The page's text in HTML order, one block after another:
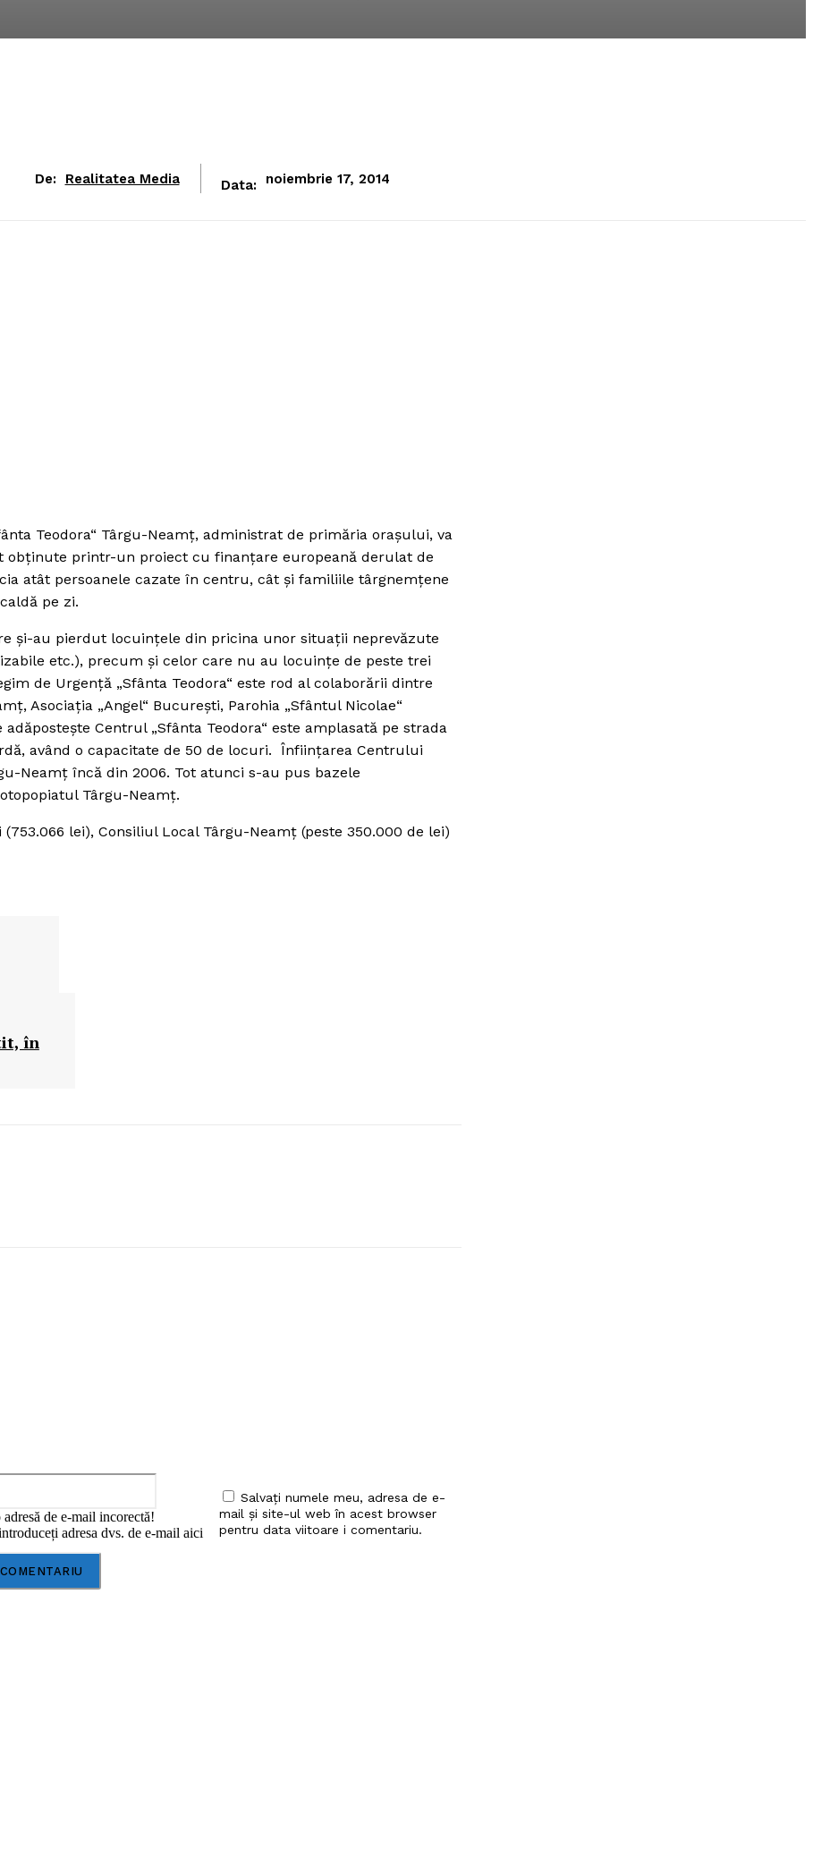
De: Realitatea Media Data: noiembrie 17, 2014
Teodora“ Târgu-Neamţ, administrat de primăria oraşului, va
obţinute printr-un proiect cu finanţare europeană derulat de
atât persoanele cazate în centru, cât şi familiile târgnemţene
pe zi.
şi-au pierdut locuinţele din pricina unor situaţii neprevăzute
etc.), precum şi celor care nu au locuinţe de peste trei
de Urgenţă „Sfânta Teodora“ este rod al colaborării dintre
Asociaţia „Angel“ Bucureşti, Parohia „Sfântul Nicolae“
Centrul „Sfânta Teodora“ este amplasată pe strada
având o capacitate de 50 de locuri. Înfiinţarea Centrului
Neamţ încă din 2006. Tot atunci s-au pus bazele
Târgu-Neamţ.
lei), Consiliul Local Târgu-Neamţ (peste 350.000 de lei)
în
Email:*
de e-mail incorectă!
adresa dvs. de e-mail aici
Salvați numele meu, adresa de e-
mail și site-ul web în acest browser
pentru data viitoare i comentariu.